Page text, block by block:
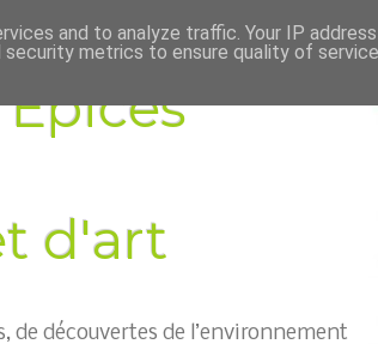
d'art
de découvertes de l’environnement
and to analyze traffic. Your IP
metrics to ensure quality of